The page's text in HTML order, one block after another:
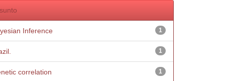
1
Inference
1
1
correlation